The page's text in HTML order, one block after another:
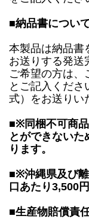
■納品書につい
本製品は納品書
お送りする発送
ご希望の方は、
とご記入くだ
式）をお送りい
■※同梱不可商
とができない
ります。
■※沖縄県及び
口あたり3,500
■生産物賠償責